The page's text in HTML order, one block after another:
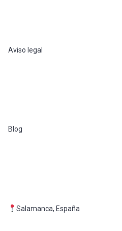
Aviso legal
Blog
Salamanca, España